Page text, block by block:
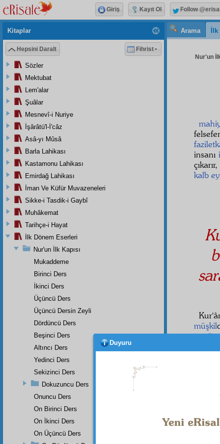
Arama
Nur'un
insanı
çıkarır,
kalb
müşkil
Kitaplar
Hepsini Daralt Fihrist
Sözler
Mektubat
Lem'alar
Şuâlar
Mesnevî-i Nuriye
İşârâtü'l-İ'câz
Asâ-yı Mûsâ
Barla Lahikası
Kastamonu Lahikası
Emirdağ Lahikası
İman Ve Küfür Muvazeneleri
Sikke-i Tasdik-i Gaybî
Muhâkemat
Tarihçe-i Hayat
İlk Dönem Eserleri
Nur'un İlk Kapısı
Mukaddeme
Birinci Ders
İkinci Ders
Üçüncü Ders
Üçüncü Dersin Zeyli
Dördüncü Ders
Beşinci Ders
Altıncı Ders
Yedinci Ders
Sekizinci Ders
Dokuzuncu Ders
Onuncu Ders
On Birinci Ders
On İkinci Ders
On Üçüncü Ders
Giriş Kayıt Ol Follow
Duyuru